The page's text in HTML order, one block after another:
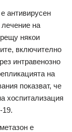
антивирусен
лечение на
някои
включително
интравенозно
на
показват, че
хоспитализация
19.
е